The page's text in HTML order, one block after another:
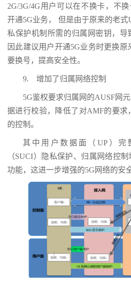
2G/3G/4G用户可以在不换卡，不
开通5G业务， 但是由于原来的老
私保护机制所需的归属网密钥，导
因此建议用户开通5G业务时更换
要换号，提高安全性。
9. 增加了归属网络控制
5G鉴权要求归属网的AUSF网
据进行校验，降低了对AMF的要求
的控制。
其中用户数据面（UP）完
（SUCI）隐私保护、归属网络控
功能，这进一步增强的5G网络的安